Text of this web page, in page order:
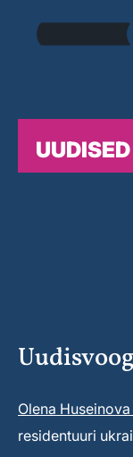
UUDISED
Uudisvoog
Olena
residentuuri